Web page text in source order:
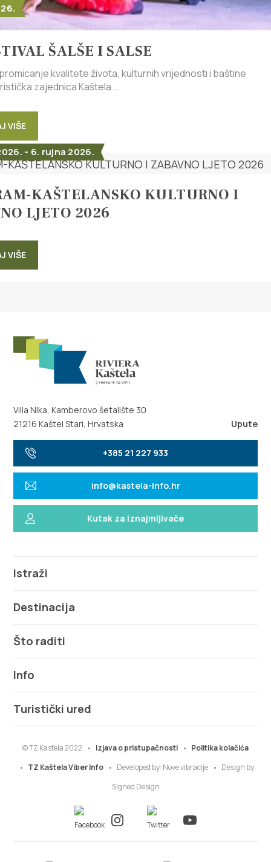
ŠALŠE I SALSE
kvalitete života, kulturnih vrijednosti i baštine
zajednica Kaštela...
VIŠE
- 6. rujna 2026.
KAŠTELANSKO KULTURNO I
LJETO 2026
VIŠE
Villa Nika, Kamberovo šetalište 30
21216 Kaštel Stari, Hrvatska
Upute
+385 21 227 933
info@kastela-info.hr
Kutak za iznajmljivače
Istraži
Destinacija
Što raditi
Info
Turistički ured
© TZ Kastela 2022 Izjava o pristupačnosti
Politika kolačića
TZ Kaštela Viber Info
Developed by: Nove vibracije
Design by:
Signed Design